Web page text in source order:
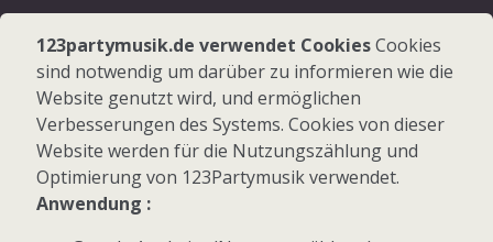
Folgen Sie uns
Facebook
Instagram
123partymusik.de verwendet CookiesCookies
sind notwendig um darüber zu informieren wie die
Website genutzt wird, und ermöglichen
Verbesserungen des Systems. Cookies von dieser
Website werden für die Nutzungszählung und
Optimierung von 123Partymusik verwendet.
Anwendung :